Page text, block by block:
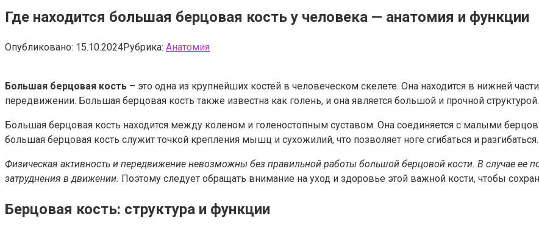
Где находится большая берцовая кость у человека — анатомия и функции
Опубликовано: 15.10.2024Рубрика: Анатомия
Большая берцовая кость – это одна из крупнейших костей в человеческом скелете. Она находится в нижней
передвижении. Большая берцовая кость также известна как голень, и она является большой и прочной структурой.
Большая берцовая кость находится между коленом и голеностопным суставом. Она соединяется с малыми
большая берцовая кость служит точкой крепления мышц и сухожилий, что позволяет ноге сгибаться и разгибаться.
Физическая активность и передвижение невозможны без правильной работы большой берцовой кости. В случае
затруднения в движении. Поэтому следует обращать внимание на уход и здоровье этой важной кости, чтобы
Берцовая кость: структура и функции